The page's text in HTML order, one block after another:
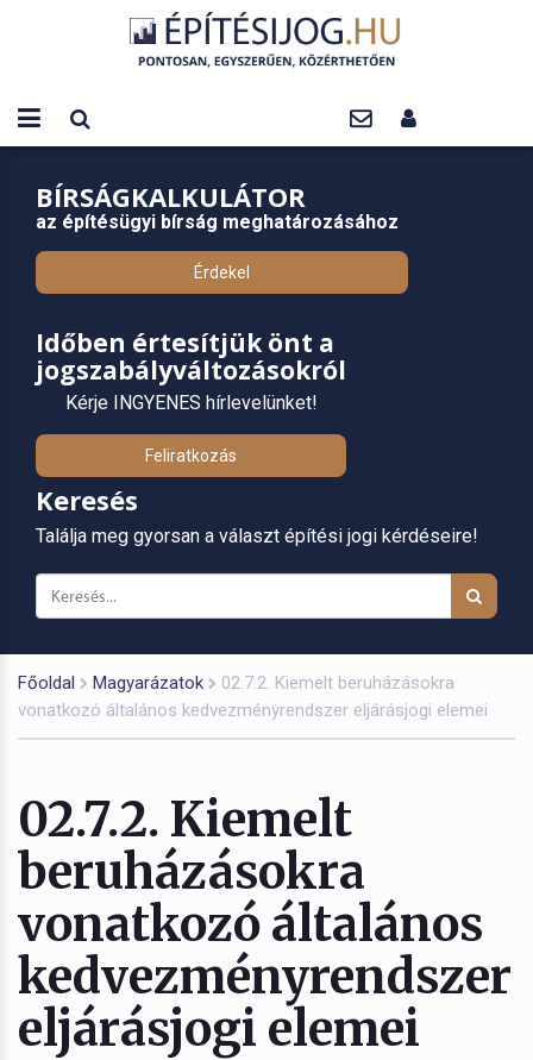
BÍRSÁGKALKULÁTOR
az építésügyi bírság meghatározásához
Érdekel
Időben értesítjük önt a
jogszabályváltozásokról
Kérje INGYENES hírlevelünket!
Feliratkozás
Keresés
Találja meg gyorsan a választ építési jogi kérdéseire!
Főoldal Magyarázatok
02.7.2. Kiemelt beruházásokra
vonatkozó általános kedvezményrendszer eljárásjogi elemei
02.7.2. Kiemelt
beruházásokra
vonatkozó általános
kedvezményrendszer
eljárásjogi elemei